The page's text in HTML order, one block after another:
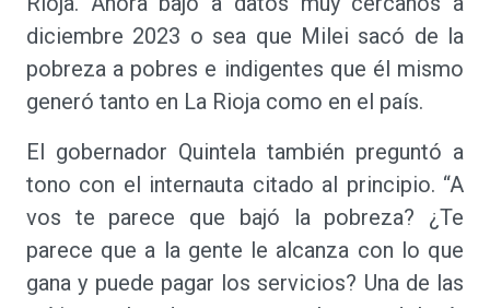
diciembre 2023 o sea que Milei sacó de la
pobreza a pobres e indigentes que él mismo
generó tanto en La Rioja como en el país.
El gobernador Quintela también preguntó a
tono con el internauta citado al principio. “A
vos te parece que bajó la pobreza? ¿Te
parece que a la gente le alcanza con lo que
gana y puede pagar los servicios? Una de las